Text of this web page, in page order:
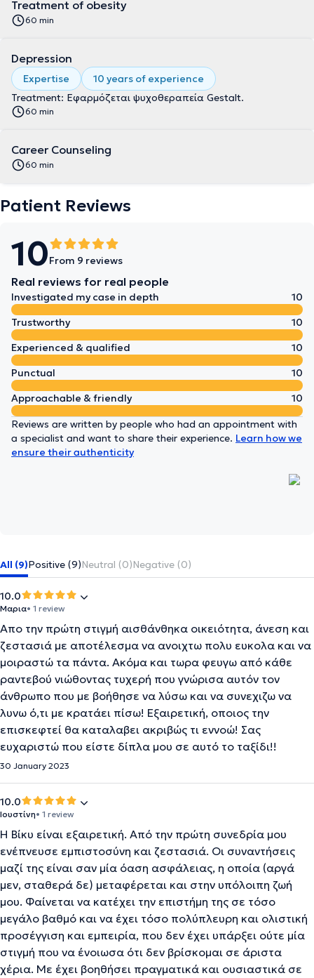
Treatment of obesity
60 min
Depression
Expertise
10 years of experience
Treatment: Εφαρμόζεται ψυχοθεραπεία Gestalt.
60 min
Career Counseling
60 min
Patient Reviews
10From 9 reviews
Real reviews for real people
Investigated my case in depth
10
Trustworthy
10
Experienced & qualified
10
Punctual
10
Approachable & friendly
10
Reviews are written by people who had an appointment with
a specialist and want to share their experience. Learn how we
ensure their authenticity
All (9)Positive (9)Neutral (0)Negative (0)
10.0
Μαρια• 1 review
Απο την πρώτη στιγμή αισθάνθηκα οικειότητα, άνεση και
ζεστασιά με αποτέλεσμα να ανοιχτω πολυ ευκολα και να
μοιραστώ τα πάντα. Ακόμα και τωρα φευγω από κάθε
ραντεβού νιώθοντας τυχερή που γνώρισα αυτόν τον
άνθρωπο που με βοήθησε να λύσω και να συνεχιζω να
λυνω ό,τι με κρατάει πίσω! Εξαιρετική, οποιος την
επισκεφτεί θα καταλαβει ακριβώς τι εννοώ! Σας
ευχαριστώ που είστε δίπλα μου σε αυτό το ταξίδι!!
30 January 2023
10.0
Ιουστίνη• 1 review
Η Βίκυ είναι εξαιρετική. Από την πρώτη συνεδρία μου
ενέπνευσε εμπιστοσύνη και ζεστασιά. Οι συναντήσεις
μαζί της είναι σαν μία όαση ασφάλειας, η οποία (αργά
μεν, σταθερά δε) μεταφέρεται και στην υπόλοιπη ζωή
μου. Φαίνεται να κατέχει την επιστήμη της σε τόσο
μεγάλο βαθμό και να έχει τόσο πολύπλευρη και ολιστική
προσέγγιση και εμπειρία, που δεν έχει υπάρξει ούτε μία
στιγμή που να ένοιωσα ότι δεν βρίσκομαι σε άριστα
χέρια. Με έχει βοηθήσει πραγματικά και ουσιαστικά σε